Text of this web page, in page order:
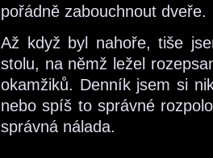
pořádně zabouchnout dveře.
Až když byl nahoře, tiše
stolu, na němž ležel
okamžiků. Denník jsem si
nebo spíš to správné
správná nálada.